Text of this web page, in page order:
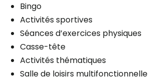
Bingo
Activités sportives
Séances d’exercices physiques
Casse-tête
Activités thématiques
Salle de loisirs multifonctionnelle